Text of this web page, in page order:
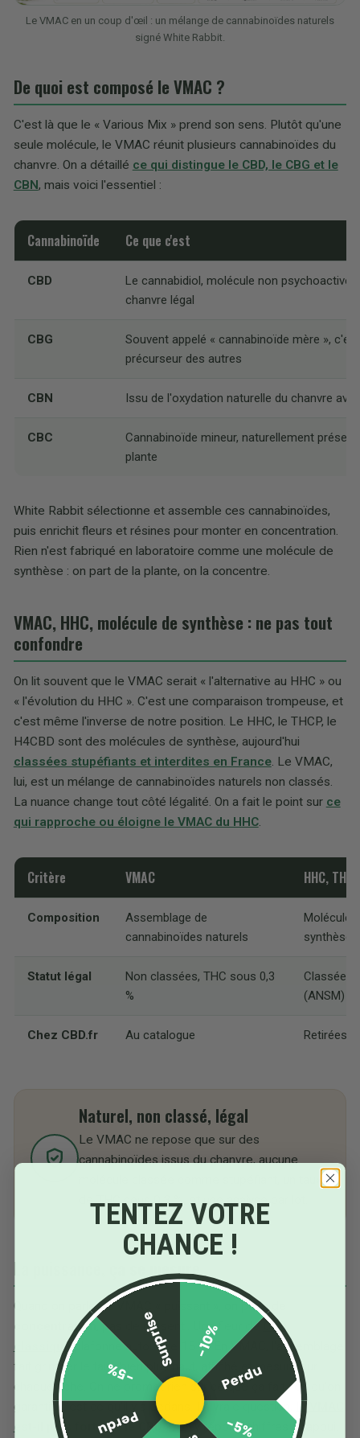
Le VMAC en un coup d'œil : un mélange de cannabinoïdes naturels
signé White Rabbit.
De quoi est composé le VMAC ?
C'est là que le « Various Mix » prend son sens. Plutôt qu'une
seule molécule, le VMAC réunit plusieurs cannabinoïdes du
chanvre. On a détaillé ce qui distingue le CBD, le CBG et le
CBN, mais voici l'essentiel :
Cannabinoïde Ce que c'est
CBD
Le cannabidiol, molécule non psychoactive,
chanvre légal
CBG
Souvent appelé « cannabinoïde mère »,
précurseur des autres
CBN Issu de l'oxydation naturelle du chanvre
CBC
Cannabinoïde mineur, naturellement
plante
White Rabbit sélectionne et assemble ces cannabinoïdes,
puis enrichit fleurs et résines pour monter en concentration.
Rien n'est fabriqué en laboratoire comme une molécule de
synthèse : on part de la plante, on la concentre.
VMAC, HHC, molécule de synthèse : ne pas tout
confondre
On lit souvent que le VMAC serait « l'alternative au HHC » ou
« l'évolution du HHC ». C'est une comparaison trompeuse, et
c'est même l'inverse de notre position. Le HHC, le THCP, le
H4CBD sont des molécules de synthèse, aujourd'hui
classées stupéfiants et interdites en France. Le VMAC,
lui, est un mélange de cannabinoïdes naturels non classés.
La nuance change tout côté légalité. On a fait le point sur ce
qui rapproche ou éloigne le VMAC du HHC.
Critère VMAC HHC,
Composition
Assemblage de
cannabinoïdes naturels
Molécules
synthèse
Statut légal
Non classées, THC sous 0,3
%
Classées
(ANSM)
Chez CBD.fr Au catalogue Retirées
Naturel, non classé, légal
Le VMAC ne repose que sur des
cannabinoïdes issus du chanvre, aucune
La puissance, ça se mesure
Quand on parle de VMAC « puissant », on parle de
concentration , pas de ressenti. Une fleur de CBD
classiqueplafonne autour de 15 %. En VMAC, l'assemblage
fait grimper le taux bien plus haut, affiché et mesuré sur
chaque fiche. On ne promet rien sur ce que ça fait : ce qu'on
garantit, c'est ce qu'il y a dedans. La vraie question,
le VMAC
est-il plus fort que le CBD ?, on y répond chiffres à l'appui.
TENTEZ VOTRE
CHANCE !
-10%
Perdu
-5%
Perdu
-5%
Surprise